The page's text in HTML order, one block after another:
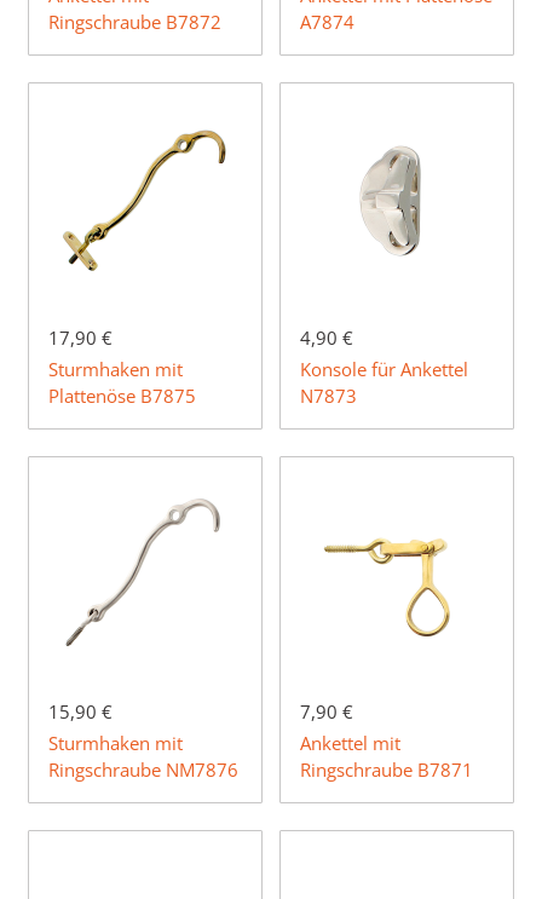
Ringschraube B7872
A7874
17,90 €
Sturmhaken mit
Plattenöse B7875
4,90 €
Konsole für Ankettel
N7873
15,90 €
Sturmhaken mit
Ringschraube NM7876
7,90 €
Ankettel mit
Ringschraube B7871